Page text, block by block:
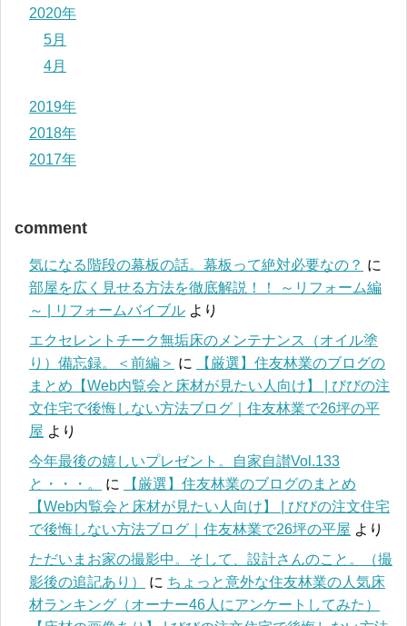
2020年
5月
4月
2019年
2018年
2017年
comment
気になる階段の幕板の話。幕板って絶対必要なの？ に
部屋を広く見せる方法を徹底解説！！ ～リフォーム編
～ | リフォームバイブル より
エクセレントチーク無垢床のメンテナンス（オイル塗
り）備忘録。＜前編＞ に
【厳選】住友林業のブログの
まとめ【Web内覧会と床材が見たい人向け】 | びびの注
文住宅で後悔しない方法ブログ｜住友林業で26坪の平
屋 より
今年最後の嬉しいプレゼント。自家自讃Vol.133
と・・・。
に
【厳選】住友林業のブログのまとめ
【Web内覧会と床材が見たい人向け】 | びびの注文住宅
で後悔しない方法ブログ｜住友林業で26坪の平屋 より
ただいまお家の撮影中。そして、設計さんのこと。（撮
影後の追記あり）
に ちょっと意外な住友林業の人気床
材ランキング（オーナー46人にアンケートしてみた）